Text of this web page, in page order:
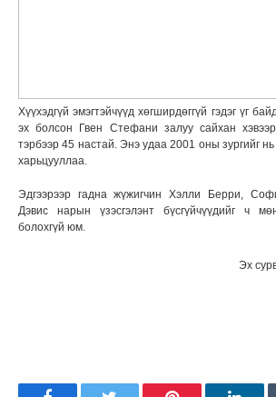
Хүүхэдгүй эмэгтэйчүүд хөгширдөггүй гэдэг үг
эх болсон Гвен Стефани залуу сайхан
тэрбээр 45 настай. Энэ удаа 2001 оны зургийг
харьцууллаа.
Эдгээрээр гадна жүжигчин Хэлли Берри,
Дэвис нарын үзэсгэлэнт бүсгүйчүүдийг ч
болохгүй юм.
Эх